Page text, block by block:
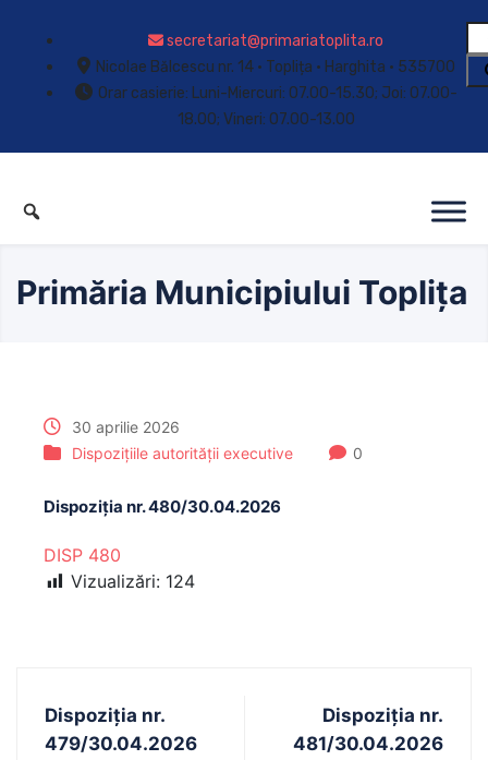
secretariat@primariatoplita.ro
Nicolae Bălcescu nr. 14 • Toplița • Harghita • 535700
Orar casierie: Luni-Miercuri: 07.00-15.30; Joi: 07.00-
18.00; Vineri: 07.00-13.00
Primăria Municipiului Toplița
30 aprilie 2026
Dispozițiile autorității executive
0
Dispoziția nr. 480/30.04.2026
DISP 480
Vizualizări: 124
Dispoziția nr.
479/30.04.2026
Dispoziția nr.
481/30.04.2026